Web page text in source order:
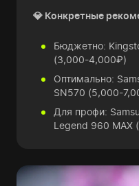
💎 Конкретные
Бюджетно:
(3,000-4,000₽)
Оптимально:
SN570 (5,000-
Для профи:
Legend 960 MAX